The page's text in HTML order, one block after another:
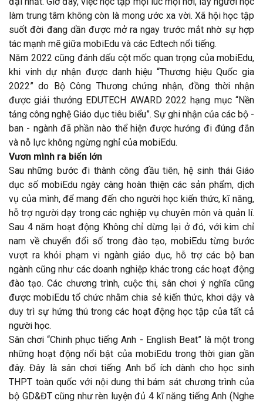
làm trung tâm không còn là mong ước xa vời. Xã hội học tập
suốt đời đang dần được mở ra ngay trước mắt nhờ sự hợp
tác mạnh mẽ giữa mobiEdu và các Edtech nổi tiếng.
Năm 2022 cũng đánh dấu cột mốc quan trọng của mobiEdu,
khi vinh dự nhận được danh hiệu “Thương hiệu Quốc gia
2022” do Bộ Công Thương chứng nhận, đồng thời nhận
được giải thưởng EDUTECH AWARD 2022 hạng mục “Nền
tảng công nghệ Giáo dục tiêu biểu”. Sự ghi nhận của các bộ -
ban - ngành đã phần nào thể hiện được hướng đi đúng đắn
và nỗ lực không ngừng nghỉ của mobiEdu.
Vươn mình ra biển lớn
Sau những bước đi thành công đầu tiên, hệ sinh thái Giáo
dục số mobiEdu ngày càng hoàn thiện các sản phẩm, dịch
vụ của mình, để mang đến cho người học kiến thức, kĩ năng,
hỗ trợ người dạy trong các nghiệp vụ chuyên môn và quản lí.
Sau 4 năm hoạt động Không chỉ dừng lại ở đó, với kim chỉ
nam về chuyển đổi số trong đào tạo, mobiEdu từng bước
vượt ra khỏi phạm vi ngành giáo dục, hỗ trợ các bộ ban
ngành cũng như các doanh nghiệp khác trong các hoạt động
đào tạo. Các chương trình, cuộc thi, sân chơi ý nghĩa cũng
được mobiEdu tổ chức nhằm chia sẻ kiến thức, khơi dậy và
duy trì sự hứng thú trong các hoạt động học tập của tất cả
người học.
Sân chơi “Chinh phục tiếng Anh - English Beat” là một trong
những hoạt động nổi bật của mobiEdu trong thời gian gần
đây. Đây là sân chơi tiếng Anh bổ ích dành cho học sinh
THPT toàn quốc với nội dung thi bám sát chương trình của
bộ GD&ĐT cũng như rèn luyện đủ 4 kĩ năng tiếng Anh (Nghe